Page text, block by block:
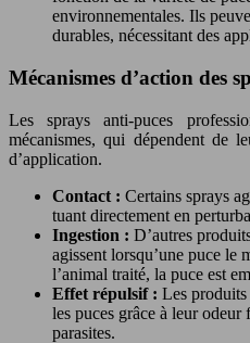
environnementales. Ils
durables, nécessitant des
Mécanismes d’action des
Les sprays anti-puces
mécanismes, qui dépendent de
d’application.
Contact : Certains sprays
tuant directement en
Ingestion : D’autres
agissent lorsqu’une puce le
l’animal traité, la puce est
Effet répulsif : Les produits
les puces grâce à leur odeur
parasites.